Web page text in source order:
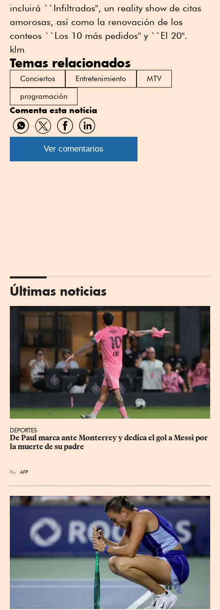
incluirá ``Infiltrados'', un reality show de citas
amorosas, así como la renovación de los
conteos ``Los 10 más pedidos'' y ``El 20''.
klm
Temas relacionados
Conciertos Entretenimiento
MTV
programación
Comenta esta noticia
Compartir
por
WhatsApp
Compartir
por
Twitter
Compartir
por
Facebook
Compartir
por
Linkedin
Ver comentarios
Últimas noticias
DEPORTES
De Paul marca ante Monterrey y dedica el gol a Messi por
la muerte de su padre
Por AFP